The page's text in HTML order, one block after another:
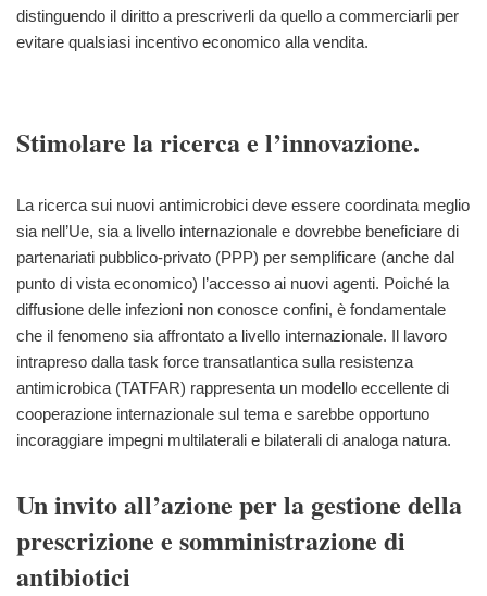
distinguendo il diritto a prescriverli da quello a commerciarli per
evitare qualsiasi incentivo economico alla vendita.
Stimolare la ricerca e l’innovazione.
La ricerca sui nuovi antimicrobici deve essere coordinata meglio
sia nell’Ue, sia a livello internazionale e dovrebbe beneficiare di
partenariati pubblico-privato (PPP) per semplificare (anche dal
punto di vista economico) l’accesso ai nuovi agenti. Poiché la
diffusione delle infezioni non conosce confini, è fondamentale
che il fenomeno sia affrontato a livello internazionale. Il lavoro
intrapreso dalla task force transatlantica sulla resistenza
antimicrobica (TATFAR) rappresenta un modello eccellente di
cooperazione internazionale sul tema e sarebbe opportuno
incoraggiare impegni multilaterali e bilaterali di analoga natura.
Un invito all’azione per la gestione della
prescrizione e somministrazione di
antibiotici